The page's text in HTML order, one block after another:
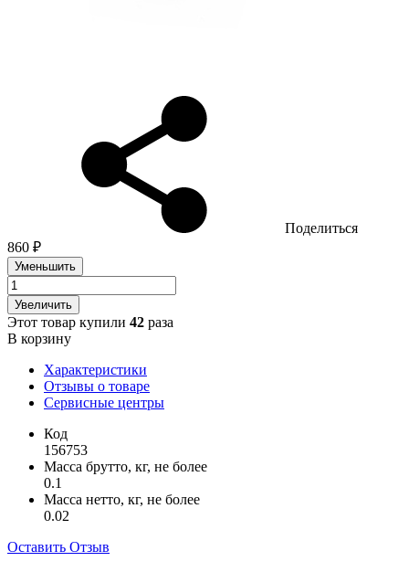
Поделиться
860 ₽
Уменьшить
Увеличить
Этот товар купили 42 раза
В корзину
Характеристики
Отзывы о товаре
Сервисные центры
Код
156753
Масса брутто, кг, не более
0.1
Масса нетто, кг, не более
0.02
Оставить Отзыв